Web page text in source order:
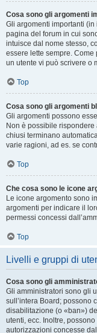
Cosa sono gli argomenti
Gli argomenti importanti
pagina del forum in cui
intuisce dal nome stesso,
essere lette sempre. Come
un utente vi può scrivere o
Top
Cosa sono gli argomenti
Gli argomenti possono
Non è possibile
chiusi terminano
varie ragioni, ad es. se
Top
Che cosa sono le icone
Le icone argomento sono
argomenti per indicare il
permessi concessi
Top
Livelli e gruppi di
Cosa sono gli
Gli amministratori sono gli
sull’intera Board; possono
disabilitazione (o «ban»)
utenti, ecc. Inoltre,
autorizzazioni concesse